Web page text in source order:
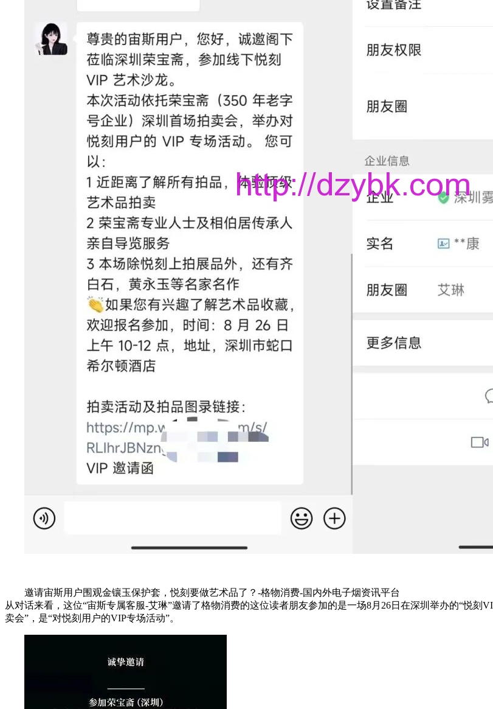
邀请宙斯用户围观金镶玉保护套，悦刻要做艺术品了？-格物消费-国内外电子烟资讯平台
从对话来看，这位“宙斯专属客服-艾琳”邀请了格物消费的这位读者朋友参加的是一场8月26日在深圳举办的“悦刻
卖会”，是“对悦刻用户的VIP专场活动”。